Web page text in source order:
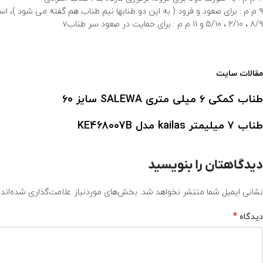
۹ م م : برای صعود و فرود ( به این دو طنابها نیم طناب هم گفته می شود )، استفاده در صعودها دشوار به صورت دولا ( روش دوطنابه )
۸/۹ ، ۲/۱۰ ، ۵/۱۰ و ۱۱ م م : برای حمایت در صعود سر طنابv
مقالات سایت
طناب کمکی ۶ میلی متری SALEWA سایز ۶۰
طناب ۷ میلیمتر kailas مدل KE468007B
دیدگاهتان را بنویسید
نشانی ایمیل شما منتشر نخواهد شد. بخش‌های موردنیاز علامت‌گذاری
دیدگاه *